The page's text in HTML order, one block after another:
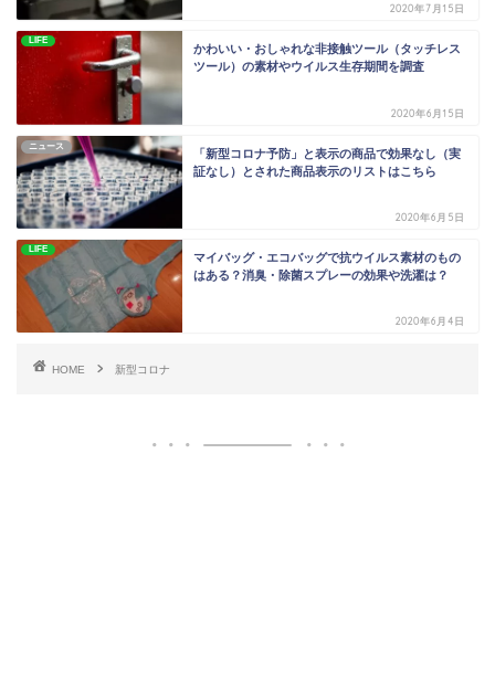
2020年7月15日
LIFE
かわいい・おしゃれな非接触ツール（タッチレス
ツール）の素材やウイルス生存期間を調査
2020年6月15日
ニュース
「新型コロナ予防」と表示の商品で効果なし（実
証なし）とされた商品表示のリストはこちら
2020年6月5日
LIFE
マイバッグ・エコバッグで抗ウイルス素材のもの
はある？消臭・除菌スプレーの効果や洗濯は？
2020年6月4日
HOME 新型コロナ